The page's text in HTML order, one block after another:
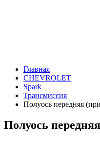
Главная
CHEVROLET
Spark
Трансмиссия
Полуось передняя
Полуось